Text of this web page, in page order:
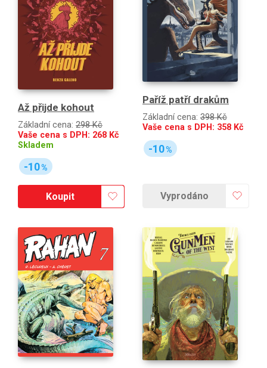
Až přijde kohout
Základní cena: 298 Kč
Vaše cena s DPH: 268 Kč
Skladem
-10%
Koupit
Paříž patří drakům
Základní cena: 398 Kč
Vaše cena s DPH: 358 Kč
-10%
Vyprodáno